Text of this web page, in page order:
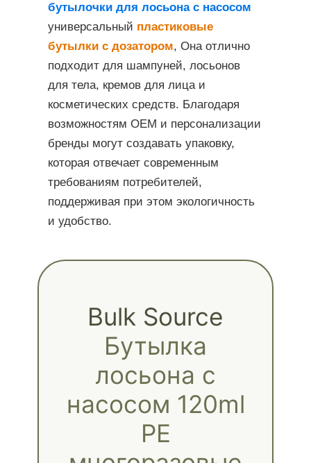
бутылочки для лосьона с насосом
универсальный пластиковые
бутылки с дозатором, Она отлично
подходит для шампуней, лосьонов
для тела, кремов для лица и
косметических средств. Благодаря
возможностям OEM и персонализации
бренды могут создавать упаковку,
которая отвечает современным
требованиям потребителей,
поддерживая при этом экологичность
и удобство.
Bulk Source
Бутылка
лосьона с
насосом 120ml
PE